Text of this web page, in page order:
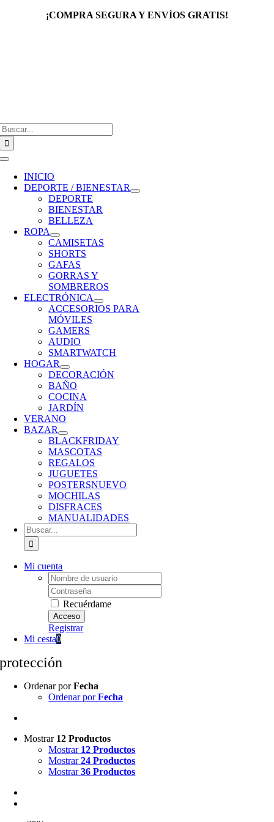
¡COMPRA SEGURA Y ENVÍOS GRATIS!
Toggle
Navigation
INICIO
DEPORTE / BIENESTAR
DEPORTE
BIENESTAR
BELLEZA
ROPA
CAMISETAS
SHORTS
GAFAS
GORRAS Y
SOMBREROS
ELECTRÓNICA
ACCESORIOS PARA
MÓVILES
GAMERS
AUDIO
SMARTWATCH
HOGAR
DECORACIÓN
BAÑO
COCINA
JARDÍN
VERANO
BAZAR
BLACKFRIDAY
MASCOTAS
REGALOS
JUGUETES
POSTERSNUEVO
MOCHILAS
DISFRACES
MANUALIDADES
Buscar:
Mi cuenta
Username:
Password:
Recuérdame
Registrar
Mi cesta0
protección
Ordenar porFecha
Ordenar porFecha
Mostrar 12 Productos
Mostrar 12 Productos
Mostrar24 Productos
Mostrar36 Productos